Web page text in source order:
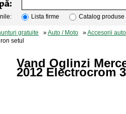
Lista firme Catalog produse
gratuite »Auto / Moto »Accesorii auto
setul
Vand Oglinzi
2012 Electrocrom